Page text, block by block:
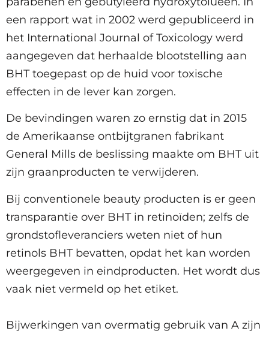
een rapport wat in 2002 werd gepubliceerd in
het International Journal of Toxicology werd
aangegeven dat herhaalde blootstelling aan
BHT toegepast op de huid voor toxische
effecten in de lever kan zorgen.
De bevindingen waren zo ernstig dat in 2015
de Amerikaanse ontbijtgranen fabrikant
General Mills de beslissing maakte om BHT uit
zijn graanproducten te verwijderen.
Bij conventionele beauty producten is er geen
transparantie over BHT in retinoïden; zelfs de
grondstofleveranciers weten niet of hun
retinols BHT bevatten, opdat het kan worden
weergegeven in eindproducten. Het wordt dus
vaak niet vermeld op het etiket.
Bijwerkingen van overmatig gebruik van A zijn